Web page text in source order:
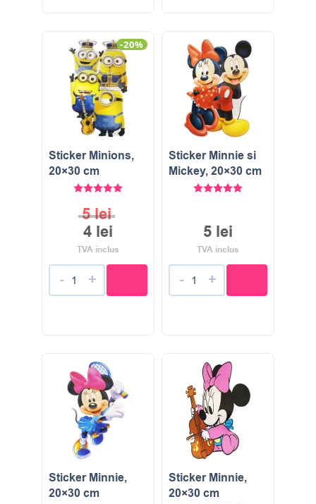
-20%
Sticker Minions,
20×30 cm
stele din 5
5lei
4 lei
TVA inclus
- +
Sticker Minnie si
Mickey, 20×30 cm
5 lei
TVA inclus
- +
Sticker Minnie,
20×30 cm
Sticker Minnie,
20×30 cm